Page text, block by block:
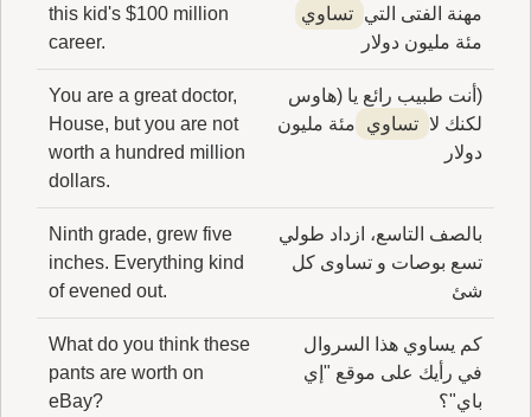
مهنة الفتى التي تساوي
مئة مليون دولار
this kid's $100 million
career.
(أنت طبيب رائع يا (هاوس
لكنك لا تساوي
مئة مليون
دولار
You are a great doctor,
House, but you are not
worth a hundred million
dollars.
بالصف التاسع، ازداد طولي
تسع بوصات و تساوى كل
شئ
Ninth grade, grew five
inches. Everything kind
of evened out.
كم يساوي هذا السروال
في رأيك على موقع "إي
باي"؟
What do you think these
pants are worth on
eBay?